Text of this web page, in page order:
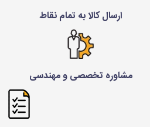
ارسال کالا به تمام نقاط
مشاوره تخصصی و مهندسی